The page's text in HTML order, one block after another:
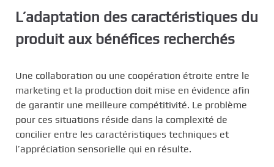
L’adaptation des caractéristiques du
produit aux bénéfices recherchés
Une collaboration ou une coopération étroite entre le
marketing et la production doit mise en évidence afin
de garantir une meilleure compétitivité. Le problème
pour ces situations réside dans la complexité de
concilier entre les caractéristiques techniques et
l’appréciation sensorielle qui en résulte.